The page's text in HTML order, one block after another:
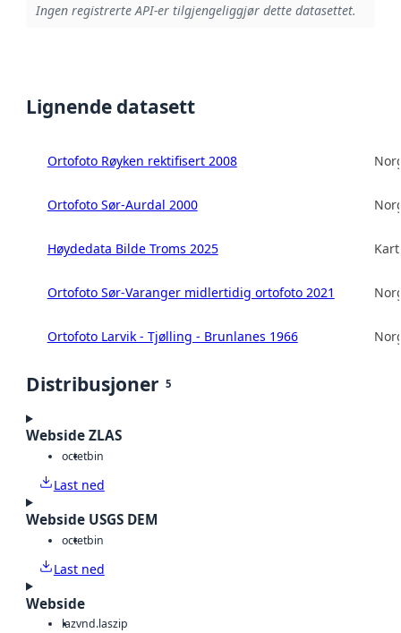
Ingen registrerte API-er tilgjengeliggjør dette datasettet.
Lignende datasett
Ortofoto Røyken rektifisert 2008
Ortofoto Sør-Aurdal 2000
Høydedata Bilde Troms 2025
Ortofoto Sør-Varanger midlertidig ortofoto 2021
Ortofoto Larvik - Tjølling - Brunlanes 1966
Distribusjoner 5
Webside ZLAS
octetbin
Last ned
Webside USGS DEM
octetbin
Last ned
Webside
lazvnd.laszip